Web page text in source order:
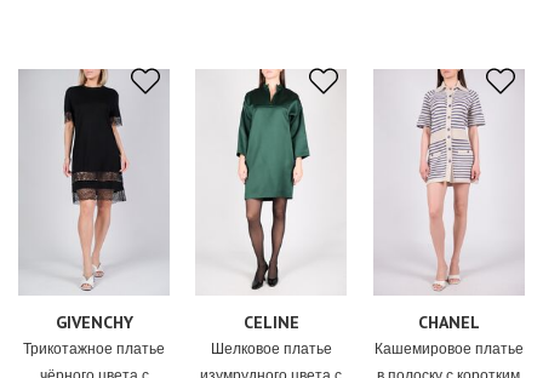
GIVENCHY
Трикотажное платье
CELINE
Шелковое платье
CHANEL
Кашемировое платье